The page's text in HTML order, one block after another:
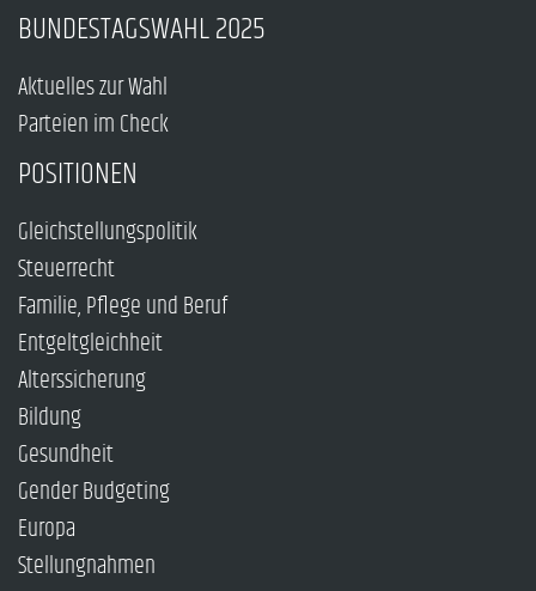
BUNDESTAGSWAHL 2025
Aktuelles zur Wahl
Parteien im Check
POSITIONEN
Gleichstellungspolitik
Steuerrecht
Familie, Pflege und Beruf
Entgeltgleichheit
Alterssicherung
Bildung
Gesundheit
Gender Budgeting
Europa
Stellungnahmen